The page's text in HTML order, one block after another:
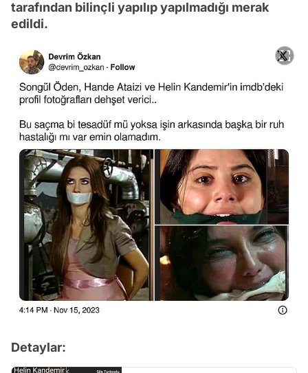
tarafından bilinçli yapılıp yapılmadığı merak
edildi.
Detaylar: